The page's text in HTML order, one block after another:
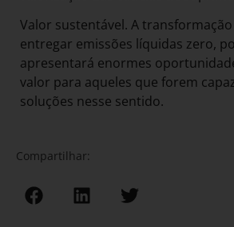
Valor sustentável. A
entregar emissões líquidas zero,
apresentará enormes
valor para aqueles que forem
soluções nesse sentido.
Compartilhar: